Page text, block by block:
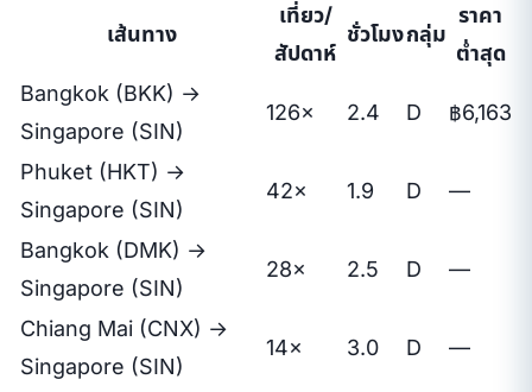
เส้นทาง
เที่ยว/
สัปดาห์
ชั่วโมงกลุ่ม
ราคา
ต่ำสุด
Bangkok (BKK) →
Singapore (SIN)
126× 2.4 D ฿6,163
Phuket (HKT) →
Singapore (SIN)
42× 1.9 D —
Bangkok (DMK) →
Singapore (SIN)
28× 2.5 D —
Chiang Mai (CNX) →
Singapore (SIN)
14× 3.0 D —